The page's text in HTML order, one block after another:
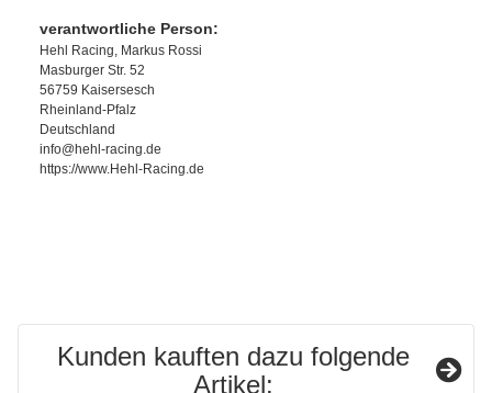
verantwortliche Person:
Hehl Racing, Markus Rossi
Masburger Str. 52
56759 Kaisersesch
Rheinland-Pfalz
Deutschland
info@hehl-racing.de
https://www.Hehl-Racing.de
Kunden kauften dazu folgende
Artikel: